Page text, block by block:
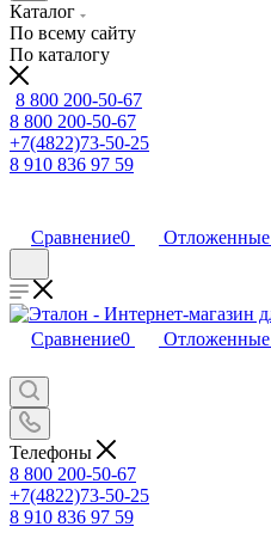
Каталог
По всему сайту
По каталогу
8 800 200-50-67
8 800 200-50-67
+7(4822)73-50-25
8 910 836 97 59
Сравнение0 Отложенные
Сравнение0 Отложенные
Телефоны
8 800 200-50-67
+7(4822)73-50-25
8 910 836 97 59